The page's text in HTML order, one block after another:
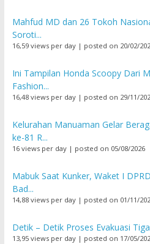
Mahfud MD dan 26 Tokoh
Soroti...
16,59 views per day| posted on 20/02/
Ini Tampilan Honda Scoopy Dari
Fashion...
16,48 views per day| posted on 29/11/
Kelurahan Manuaman Gelar
ke-81 R...
16 views per day| posted on 05/08/2026
Mabuk Saat Kunker, Waket I
Bad...
14,88 views per day| posted on 01/11/
Detik – Detik Proses Evakuasi
13,95 views per day| posted on 17/05/